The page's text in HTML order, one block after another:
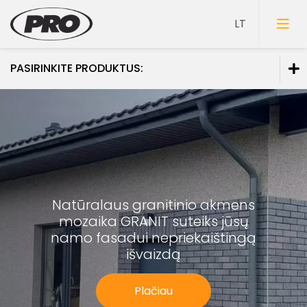
PASIRINKITE PRODUKTUS:
Gruntai
Glaistai
Lakai
Mozaikiniai tinkai
Struktūriniai tinkai
Dekoravimo glaistai
Natūralaus granitinio akmens
mozaika GRANITsuteiks jūsų
namo fasaduinepriekaištingą
išvaizdą
Plačiau